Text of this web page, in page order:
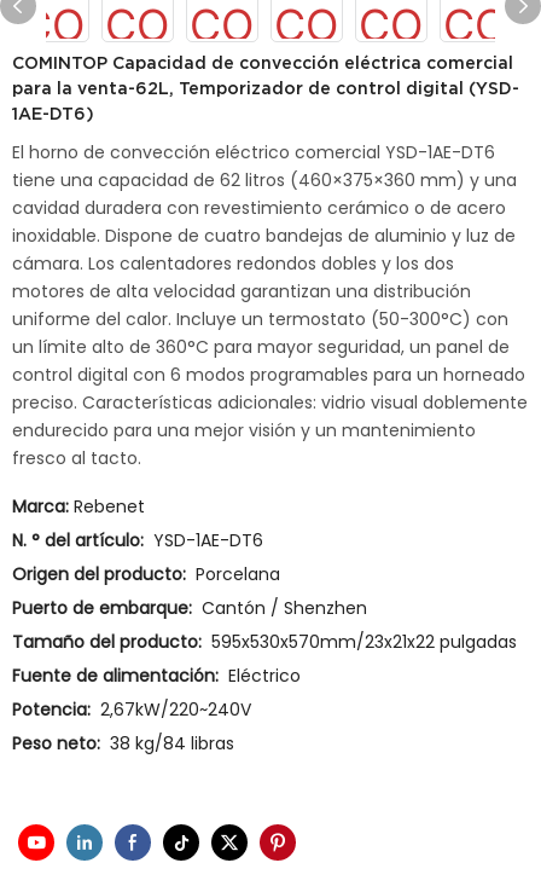
COMINTOP Capacidad de convección eléctrica comercial
para la venta-62L, Temporizador de control digital (YSD-
1AE-DT6)
El horno de convección eléctrico comercial YSD-1AE-DT6
tiene una capacidad de 62 litros (460×375×360 mm) y una
cavidad duradera con revestimiento cerámico o de acero
inoxidable. Dispone de cuatro bandejas de aluminio y luz de
cámara. Los calentadores redondos dobles y los dos
motores de alta velocidad garantizan una distribución
uniforme del calor. Incluye un termostato (50-300°C) con
un límite alto de 360°C para mayor seguridad, un panel de
control digital con 6 modos programables para un horneado
preciso. Características adicionales: vidrio visual doblemente
endurecido para una mejor visión y un mantenimiento
fresco al tacto.
Marca: Rebenet
N. ° del artículo: YSD-1AE-DT6
Origen del producto: Porcelana
Puerto de embarque: Cantón / Shenzhen
Tamaño del producto: 595x530x570mm/23x21x22 pulgadas
Fuente de alimentación: Eléctrico
Potencia: 2,67kW/220~240V
Peso neto: 38 kg/84 libras